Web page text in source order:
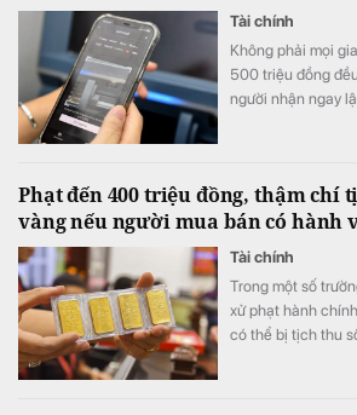
Tài chính
Không phải mọi
500 triệu đồng
người nhận ngay
Phạt đến 400 triệu đồng, thậm chí
vàng nếu người mua bán có hành
Tài chính
Trong một số
xử phạt hành
có thể bị tịch thu